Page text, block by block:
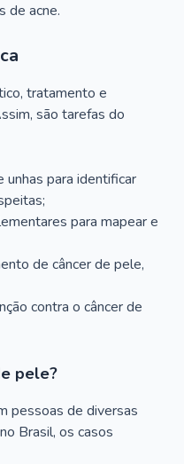
de acne.
tratamento e
são tarefas do
unhas para identificar
para mapear e
de câncer de pele,
contra o câncer de
pele?
pessoas de diversas
Brasil, os casos